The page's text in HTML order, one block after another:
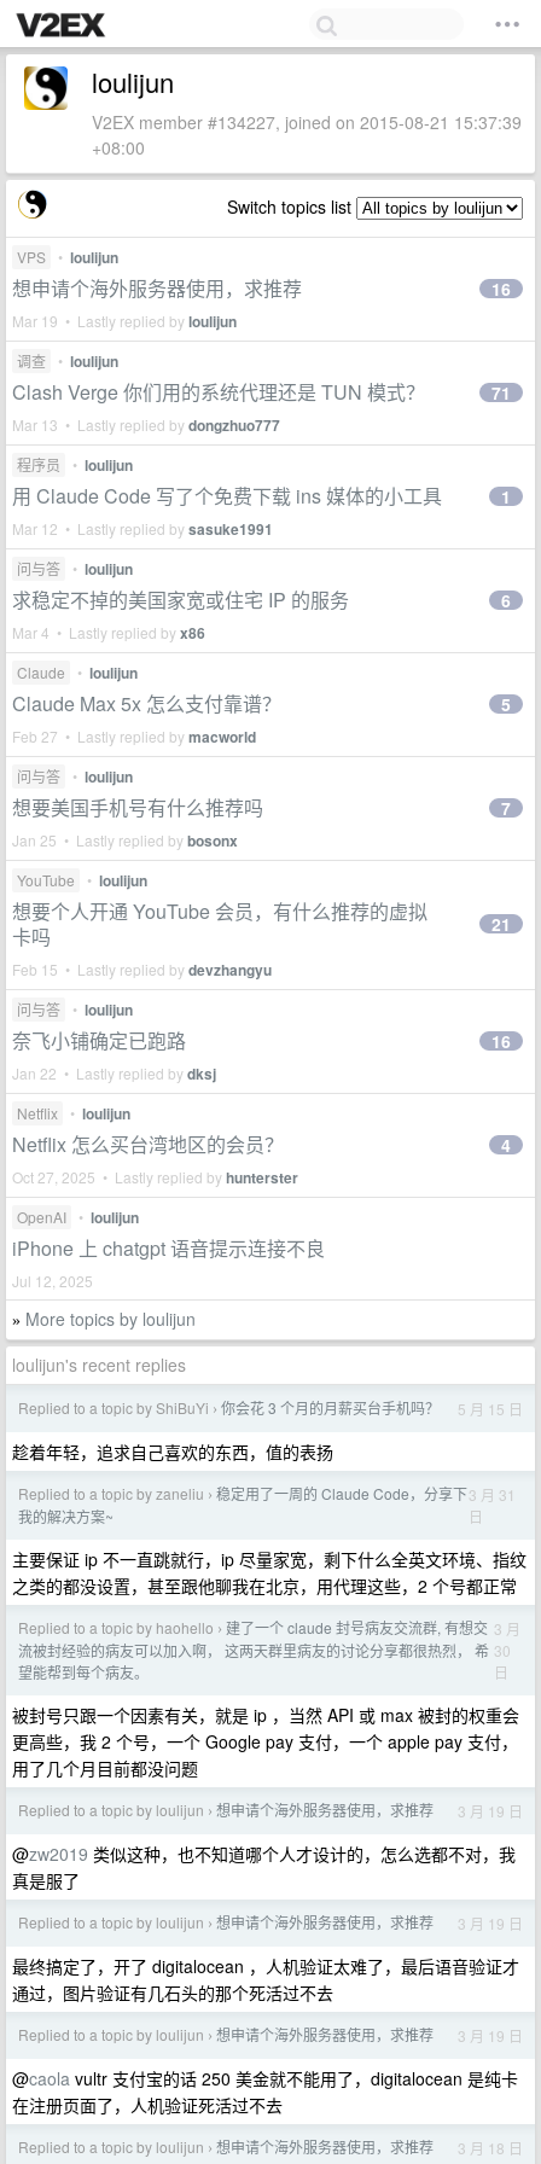
loulijun
V2EX member #134227, joined on 2015-08-21 15:37:39
+08:00
Switch topics list
VPS • loulijun
想申请个海外服务器使用，求推荐
Mar 19 • Lastly replied byloulijun
16
调查 • loulijun
Clash Verge 你们用的系统代理还是 TUN 模式？
Mar 13 • Lastly replied bydongzhuo777
71
程序员 • loulijun
用 Claude Code 写了个免费下载 ins 媒体的小工具
Mar 12 • Lastly replied bysasuke1991
1
问与答 • loulijun
求稳定不掉的美国家宽或住宅 IP 的服务
Mar 4 • Lastly replied byx86
6
Claude • loulijun
Claude Max 5x 怎么支付靠谱？
Feb 27 • Lastly replied bymacworld
5
问与答 • loulijun
想要美国手机号有什么推荐吗
Jan 25 • Lastly replied bybosonx
7
YouTube • loulijun
想要个人开通 YouTube 会员，有什么推荐的虚拟
卡吗
Feb 15 • Lastly replied bydevzhangyu
21
问与答 • loulijun
奈飞小铺确定已跑路
Jan 22 • Lastly replied bydksj
16
Netflix • loulijun
Netflix 怎么买台湾地区的会员？
Oct 27, 2025 • Lastly replied byhunterster
4
OpenAI • loulijun
iPhone 上 chatgpt 语音提示连接不良
Jul 12, 2025
» More topics by loulijun
loulijun's recent replies
Replied to a topic by ShiBuYi › 你会花 3 个月的月薪买台手机吗？ 5 月 15 日
趁着年轻，追求自己喜欢的东西，值的表扬
Replied to a topic by zaneliu › 稳定用了一周的 Claude Code，分享下
我的解决方案~
3 月 31
日
主要保证 ip 不一直跳就行，ip 尽量家宽，剩下什么全英文环境、指纹
之类的都没设置，甚至跟他聊我在北京，用代理这些，2 个号都正常
Replied to a topic by haohello › 建了一个 claude 封号病友交流群, 有想交
流被封经验的病友可以加入啊， 这两天群里病友的讨论分享都很热烈， 希
望能帮到每个病友。
3 月
30
日
被封号只跟一个因素有关，就是 ip ，当然 API 或 max 被封的权重会
更高些，我 2 个号，一个 Google pay 支付，一个 apple pay 支付，
用了几个月目前都没问题
Replied to a topic by loulijun › 想申请个海外服务器使用，求推荐 3 月 19 日
@zw2019 类似这种，也不知道哪个人才设计的，怎么选都不对，我
真是服了
Replied to a topic by loulijun › 想申请个海外服务器使用，求推荐 3 月 19 日
最终搞定了，开了 digitalocean ，人机验证太难了，最后语音验证才
通过，图片验证有几石头的那个死活过不去
Replied to a topic by loulijun › 想申请个海外服务器使用，求推荐 3 月 19 日
@caola vultr 支付宝的话 250 美金就不能用了，digitalocean 是纯卡
在注册页面了，人机验证死活过不去
Replied to a topic by loulijun › 想申请个海外服务器使用，求推荐 3 月 18 日